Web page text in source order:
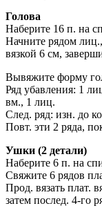
Голова
Наберите 16 п. на
Начните рядом
вязкой 6 см,
Вывяжите форму
Ряд убавления: 1
вм., 1 лиц.
След. ряд: изн. до
Повт. эти 2 ряда,
Ушки (2 детали)
Наберите 6 п. на
Свяжите 6 рядов
Прод. вязать плат.
затем послед. 4-го